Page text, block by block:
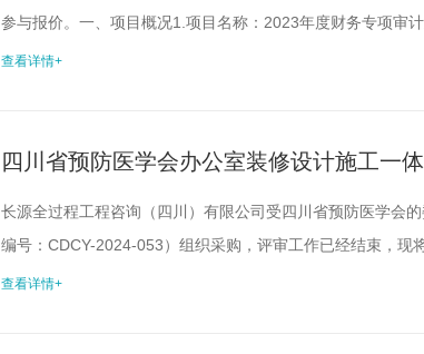
参与报价。一、项目概况1.项目名称：2023年度财务专项审
¥15000.00元。5.审计内容：本次审计为年度审计，主要是
查看详情+
四川省预防医学会办公室装修设计施工一
长源全过程工程咨询（四川）有限公司受四川省预防医学会
编号：CDCY-2024-053）组织采购，评审工作已经结束，
办公室装修设计施工一体化项目采购编号：CDCY-2024-053
查看详情+